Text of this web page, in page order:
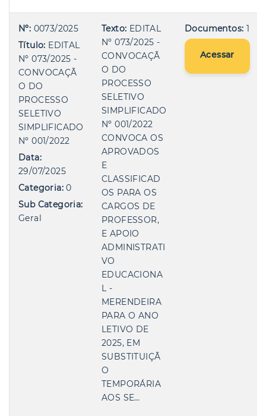
Nº: 0073/2025
Título: EDITAL
Nº 073/2025 -
CONVOCAÇÃ
O DO
PROCESSO
SELETIVO
SIMPLIFICADO
Nº 001/2022
Data:
29/07/2025
Categoria:0
Sub Categoria:
Geral
Texto: EDITAL
Nº 073/2025 -
CONVOCAÇÃ
O DO
PROCESSO
SELETIVO
SIMPLIFICADO
Nº 001/2022
CONVOCA OS
APROVADOS
E
CLASSIFICAD
OS PARA OS
CARGOS DE
PROFESSOR,
E APOIO
ADMINISTRATI
VO
EDUCACIONA
L -
MERENDEIRA
PARA O ANO
LETIVO DE
2025, EM
SUBSTITUIÇÃ
O
TEMPORÁRIA
AOS SE…
Documentos: 1
Acessar